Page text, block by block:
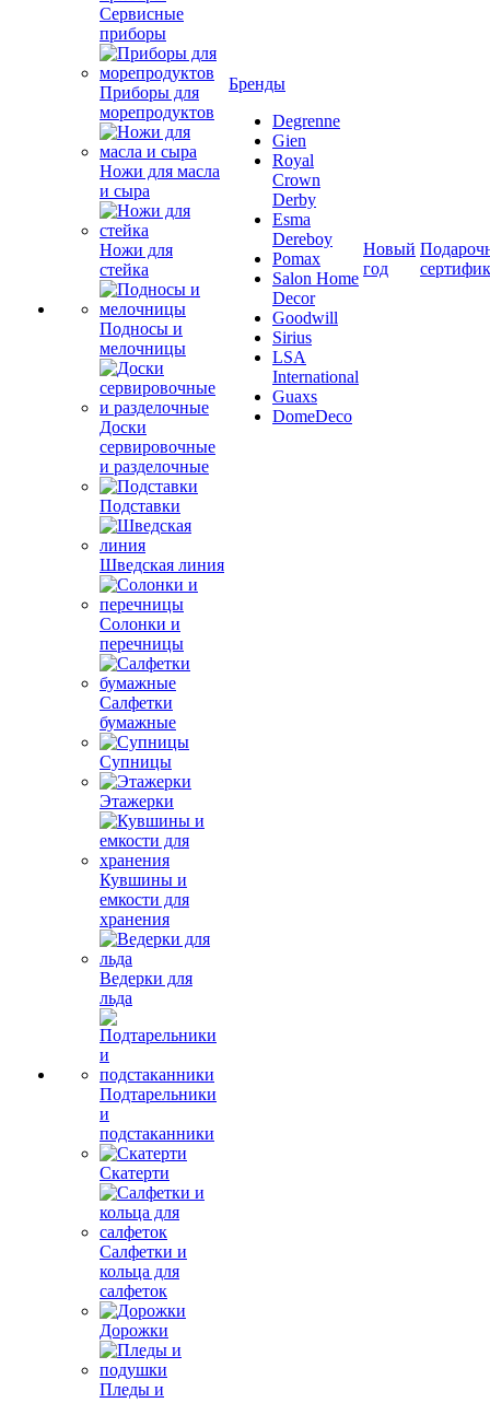
Сервисные
приборы
Приборы для
морепродуктов
Ножи для масла
и сыра
Ножи для
стейка
Подносы и
мелочницы
Доски
сервировочные
и разделочные
Подставки
Шведская линия
Солонки и
перечницы
Салфетки
бумажные
Супницы
Этажерки
Кувшины и
емкости для
хранения
Ведерки для
льда
Подтарельники
и
подстаканники
Скатерти
Салфетки и
кольца для
салфеток
Дорожки
Пледы и
Бренды
Degrenne
Gien
Royal
Crown
Derby
Esma
Dereboy
Pomax
Salon Home
Decor
Goodwill
Sirius
LSA
International
Guaxs
DomeDeco
Новый
год